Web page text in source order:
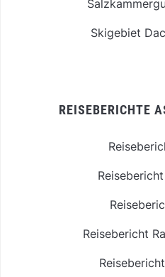
Skigebiet
REISEBERICHTE
Reisebericht